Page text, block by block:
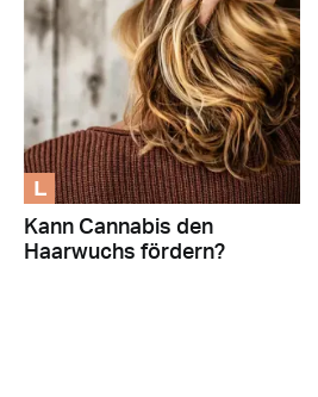
L
Kann Cannabis den
Haarwuchs fördern?